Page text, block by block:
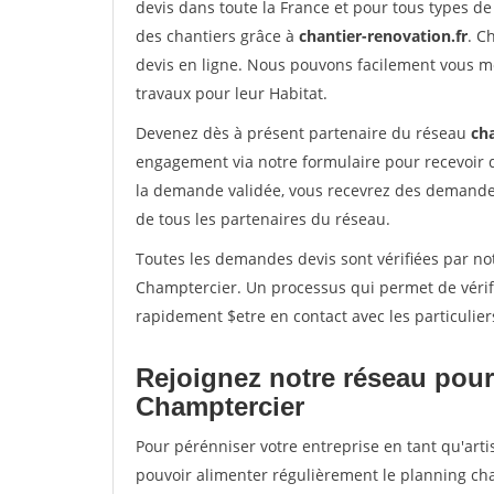
devis dans toute la France et pour tous types
des chantiers grâce à chantier-renovation.fr.
devis en ligne. Nous pouvons facilement vous
travaux pour leur Habitat.
Devenez dès à présent partenaire du réseau
engagement via notre formulaire pour recevoir
la demande validée, vous recevrez des
de tous les partenaires du réseau.
Toutes les demandes devis sont vérifiées par
Champtercier. Un processus qui permet de
rapidement $etre en contact avec les
Rejoignez notre réseau
Champtercier
Pour pérénniser votre entreprise en tant
pouvoir alimenter régulièrement le planning